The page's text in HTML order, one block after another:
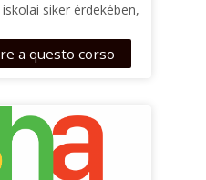
siker érdekében,
miként segíti az
a questo corso